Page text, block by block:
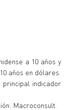
a 10 años y
años en dólares.
principal indicador
Macroconsult.